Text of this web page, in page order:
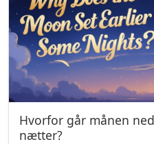
Hvorfor går månen
nætter?